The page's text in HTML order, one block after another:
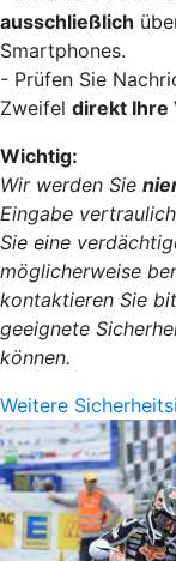
ausschließlich
Smartphones.
- Prüfen Sie
Zweifel direkt Ihre
Wichtig:
Wir werden Sie
Eingabe
Sie eine
möglicherweise
kontaktieren Sie
geeignete
können.
Weitere